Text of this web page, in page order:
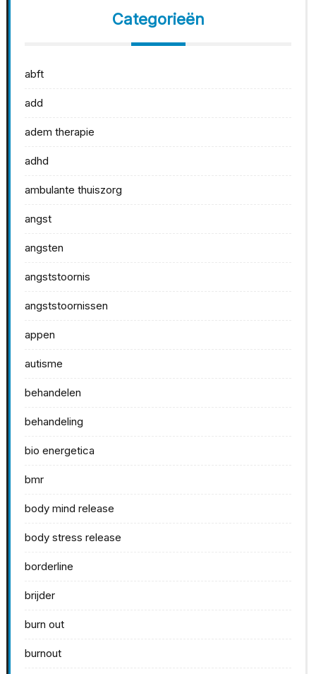
Categorieën
abft
add
adem therapie
adhd
ambulante thuiszorg
angst
angsten
angststoornis
angststoornissen
appen
autisme
behandelen
behandeling
bio energetica
bmr
body mind release
body stress release
borderline
brijder
burn out
burnout